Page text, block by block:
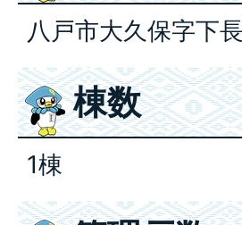
八戸市大久保字下
棟数
1棟